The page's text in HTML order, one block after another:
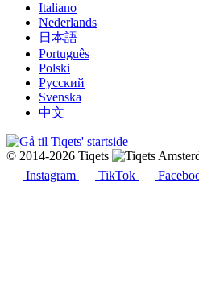
Italiano
Nederlands
日本語
Português
Polski
Русский
Svenska
中文
© 2014-2026 Tiqets
Instagram
TikTok